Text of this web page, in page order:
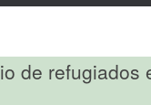
de refugiados